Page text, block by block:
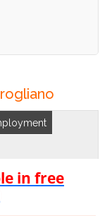
in free